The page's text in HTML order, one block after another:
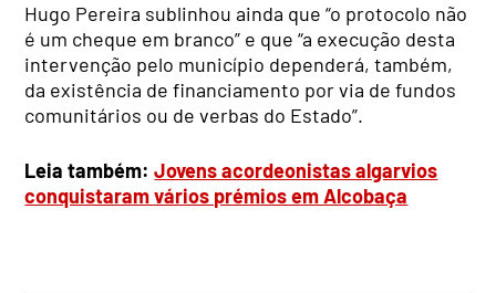
Hugo Pereira sublinhou ainda que “o protocolo não
é um cheque em branco” e que “a execução desta
intervenção pelo município dependerá, também,
da existência de financiamento por via de fundos
comunitários ou de verbas do Estado”.
Leia também:Jovens acordeonistas algarvios
conquistaram vários prémios em Alcobaça